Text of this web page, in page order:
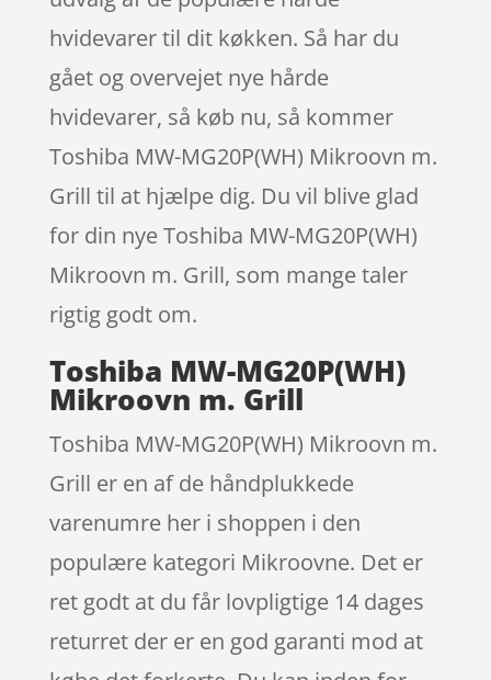
hvidevarer til dit køkken. Så har du
gået og overvejet nye hårde
hvidevarer, så køb nu, så kommer
Toshiba MW-MG20P(WH) Mikroovn m.
Grill til at hjælpe dig. Du vil blive glad
for din nye Toshiba MW-MG20P(WH)
Mikroovn m. Grill, som mange taler
rigtig godt om.
Toshiba MW-MG20P(WH)
Mikroovn m. Grill
Toshiba MW-MG20P(WH) Mikroovn m.
Grill er en af de håndplukkede
varenumre her i shoppen i den
populære kategori Mikroovne. Det er
ret godt at du får lovpligtige 14 dages
returret der er en god garanti mod at